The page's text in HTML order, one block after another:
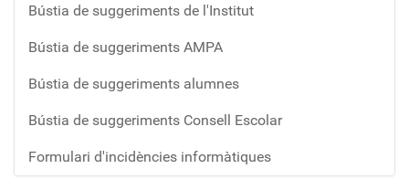
Bústia de suggeriments de l'Institut
Bústia de suggeriments AMPA
Bústia de suggeriments alumnes
Bústia de suggeriments Consell Escolar
Formulari d'incidències informàtiques